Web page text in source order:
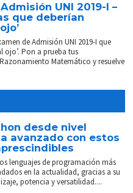
UNI 2019-I –
que deberían
de Admisión UNI 2019-I que
ojo’. Pon a prueba tus
Matemático y resuelve
desde nivel
avanzado con estos
lenguajes de programación más
en la actualidad, gracias a su
potencia y versatilidad....